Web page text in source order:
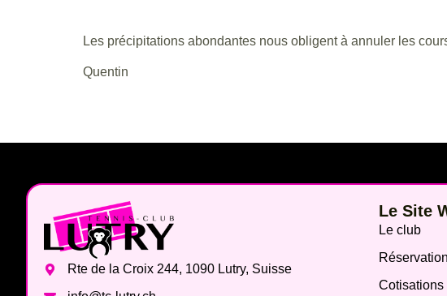
Les précipitations abondantes nous obligent à annuler les
Quentin
Rte de la Croix 244, 1090 Lutry, Suisse
Le Site
Le club
Cotisations